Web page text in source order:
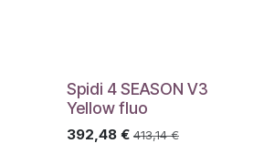
Spidi 4 SEASON V3
Yellow fluo
392,48€ 413,14€